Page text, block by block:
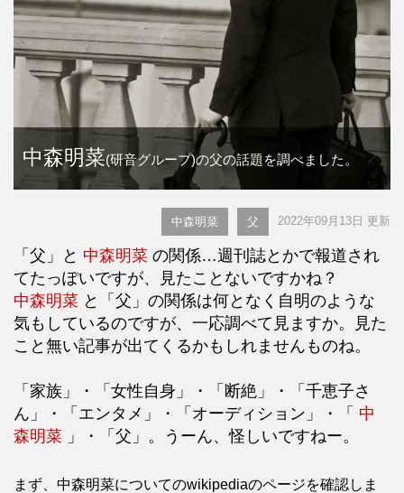
中森明菜(研音グループ)の父の話題を調べました。
中森明菜 父 2022年09月13日 更新
「父」と 中森明菜 の関係…週刊誌とかで報道され
てたっぽいですが、見たことないですかね？
中森明菜 と「父」の関係は何となく自明のような
気もしているのですが、一応調べて見ますか。見た
こと無い記事が出てくるかもしれませんものね。
「家族」・「女性自身」・「断絶」・「千恵子さ
ん」・「エンタメ」・「オーディション」・「 中
森明菜 」・「父」。うーん、怪しいですねー。
まず、中森明菜についてのwikipediaのページを確認しま